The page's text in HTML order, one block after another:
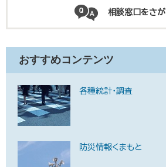
相談窓口をさ
おすすめコンテンツ
各種統計・調査
防災情報くまもと